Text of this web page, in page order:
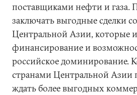
поставщиками нефти и газа.
заключать выгодные сделки
Центральной Азии, которые
финансирование и
российское доминирование.
странами Центральной Азии
ждать более выгодных